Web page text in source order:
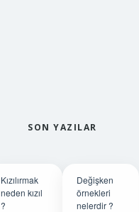
SON YAZILAR
Kızılırmak
neden kızıl
?
Değişken
örnekleri
nelerdir ?